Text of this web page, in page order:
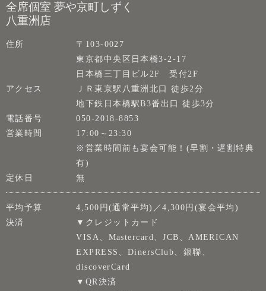
全席個室 夢や京町しずく
八重洲店
住所
〒103-0027
東京都中央区日本橋3-2-17
日本橋三丁目ビル2F 受付2F
アクセス
ＪＲ東京駅八重洲北口 徒歩2分
地下鉄日本橋駅B3番出口 徒歩3分
電話番号
050-2018-8853
営業時間
17:00～23:30
※営業時間前も宴会可能！(早割・遅割特典
有)
定休日
無
平均予算
4,500円(通常平均)／4,300円(宴会平均)
決済
▼クレジットカード
VISA、Mastercard、JCB、AMERICAN
EXPRESS、DinersClub、銀聯、
discoverCard
▼QR決済